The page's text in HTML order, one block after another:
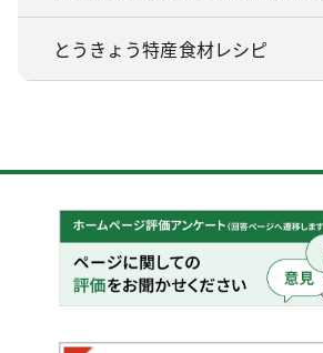
とうきょう特産食材レシピ